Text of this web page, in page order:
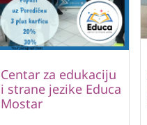
Centar za edukaciju
i strane jezike Educa
Mostar